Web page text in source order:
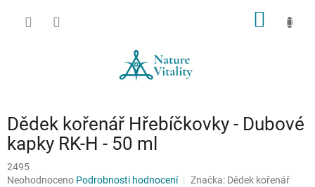
Dědek kořenář Hřebíčkovky - Dubové
kapky RK-H - 50 ml
2495
Průměrné
Neohodnoceno Podrobnosti hodnocení Značka: Dědek kořenář